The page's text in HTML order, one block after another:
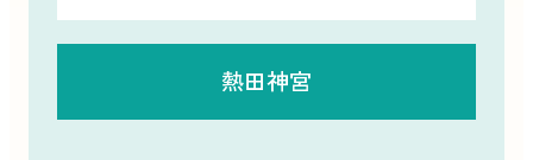
熱田神宮